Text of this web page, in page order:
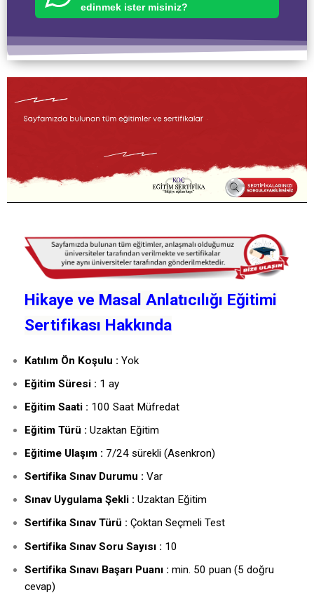
edinmek ister misiniz?
Hikaye ve Masal Anlatıcılığı Eğitimi
Sertifikası Hakkında
Katılım Ön Koşulu : Yok
Eğitim Süresi : 1 ay
Eğitim Saati : 100 Saat Müfredat
Eğitim Türü : Uzaktan Eğitim
Eğitime Ulaşım : 7/24 sürekli (Asenkron)
Sertifika Sınav Durumu : Var
Sınav Uygulama Şekli : Uzaktan Eğitim
Sertifika Sınav Türü : Çoktan Seçmeli Test
Sertifika Sınav Soru Sayısı : 10
Sertifika Sınavı Başarı Puanı : min. 50 puan (5 doğru
cevap)